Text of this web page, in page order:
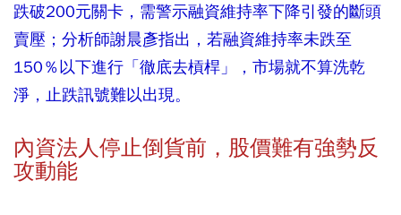
跌破200元關卡，需警示融資維持率下降引發的斷頭
賣壓；分析師謝晨彥指出，若融資維持率未跌至
150％以下進行「徹底去槓桿」，市場就不算洗乾
淨，止跌訊號難以出現。
內資法人停止倒貨前，股價難有強勢反
攻動能